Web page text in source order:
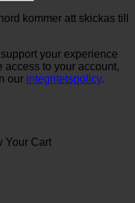
kommer att skickas till
your experience
access to your account,
our integritetspolicy.
Your Cart